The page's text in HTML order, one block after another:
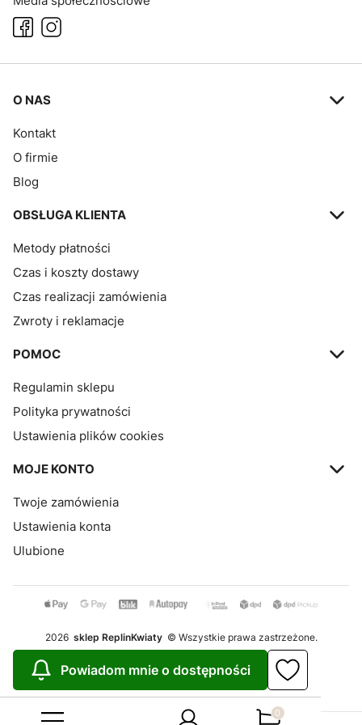
Linki w stopce
O NAS
Kontakt
O firmie
Blog
OBSŁUGA KLIENTA
Metody płatności
Czas i koszty dostawy
Czas realizacji zamówienia
Zwroty i reklamacje
POMOC
Regulamin sklepu
Polityka prywatności
Ustawienia plików cookies
MOJE KONTO
Twoje zamówienia
Ustawienia konta
Ulubione
2026 sklep ReplinKwiaty © Wszystkie prawa zastrzeżone.
Powiadom mnie o dostępności
Produkty w